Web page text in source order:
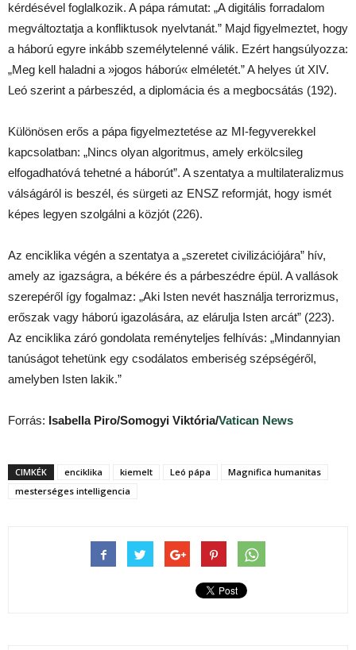
kérdésével foglalkozik. A pápa rámutat: „A digitális forradalom
megváltoztatja a konfliktusok nyelvtanát.” Majd figyelmeztet, hogy
a háború egyre inkább személytelenné válik. Ezért hangsúlyozza:
„Meg kell haladni a »jogos háború« elméletét.” A helyes út XIV.
Leó szerint a párbeszéd, a diplomácia és a megbocsátás (192).
Különösen erős a pápa figyelmeztetése az MI-fegyverekkel
kapcsolatban: „Nincs olyan algoritmus, amely erkölcsileg
elfogadhatóvá tehetné a háborút”. A szentatya a multilateralizmus
válságáról is beszél, és sürgeti az ENSZ reformját, hogy ismét
képes legyen szolgálni a közjót (226).
Az enciklika végén a szentatya a „szeretet civilizációjára” hív,
amely az igazságra, a békére és a párbeszédre épül. A vallások
szerepéről így fogalmaz: „Aki Isten nevét használja terrorizmus,
erőszak vagy háború igazolására, az elárulja Isten arcát” (223).
Az enciklika záró gondolata reményteljes felhívás: „Mindannyian
tanúságot tehetünk egy csodálatos emberiség szépségéről,
amelyben Isten lakik.”
Forrás: Isabella Piro/Somogyi Viktória/Vatican News
CIMKÉK enciklika kiemelt Leó pápa
Magnifica humanitas
mesterséges intelligencia